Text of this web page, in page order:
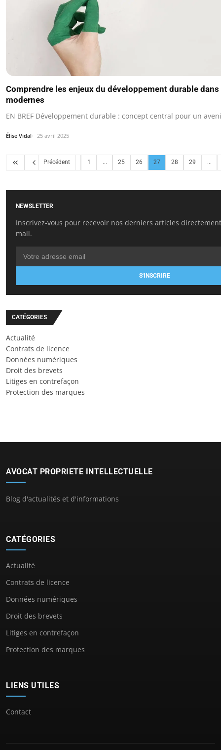
Comprendre les enjeux du développement durable
modernes
EN BREF Développement durable : concept central pour un
Élise Vidal 25 avril 2025
Précédent 1 ... 25 26 27 28 29 ...
NEWSLETTER
Inscrivez-vous pour recevoir nos derniers articles
mail.
S'INSCRIRE
CATÉGORIES
Actualité
Contrats de licence
Données numériques
Droit des brevets
Litiges en contrefaçon
Protection des marques
AVOCAT PROPRIETE INTELLECTUELLE
Blog d'actualités et d'informations
CATÉGORIES
Actualité
Contrats de licence
Données numériques
Droit des brevets
Litiges en contrefaçon
Protection des marques
LIENS UTILES
Contact